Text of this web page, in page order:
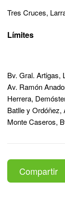
Tres Cruces,
Límites
Bv. Gral. Artigas,
Av. Ramón
Herrera,
Batlle y Ordóñez,
Monte Caseros,
Compartir